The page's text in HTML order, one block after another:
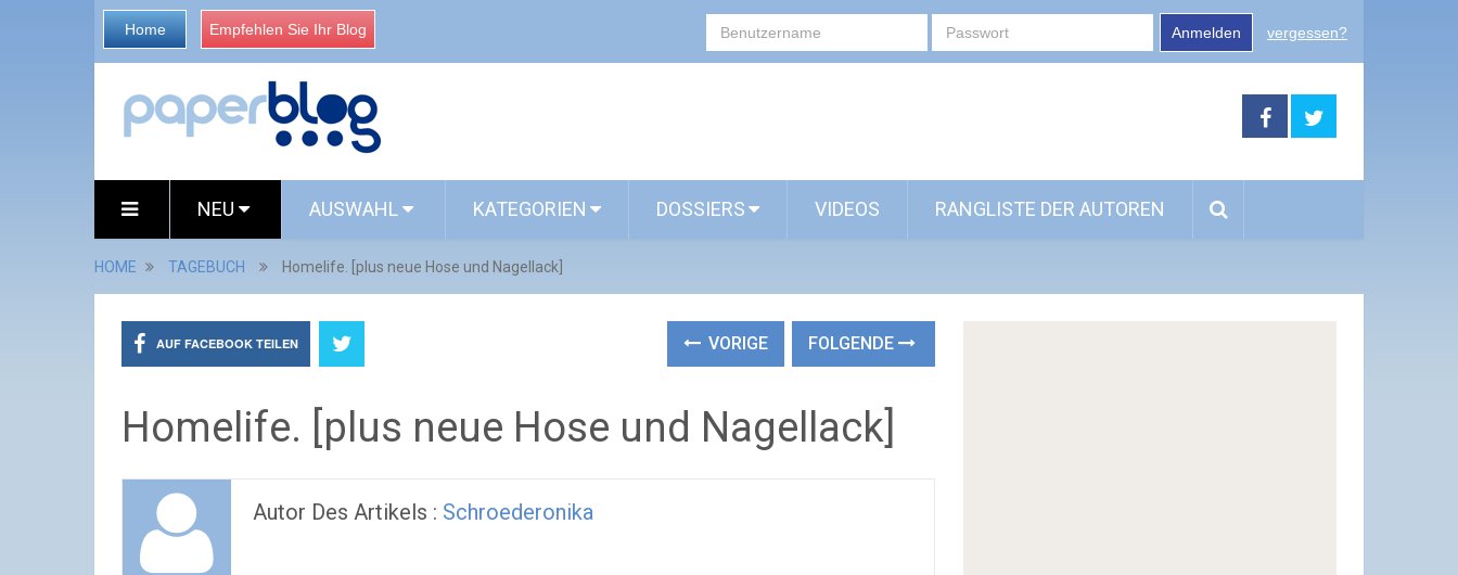
Home Empfehlen Sie Ihr Blog Anmelden vergessen?
NEU AUSWAHL KATEGORIEN DOSSIERS VIDEOS RANGLISTE DER AUTOREN
HOME TAGEBUCH Homelife. [plus neue Hose und Nagellack]
AUF FACEBOOK TEILEN VORIGE FOLGENDE
Homelife. [plus neue Hose und Nagellack]
Autor Des Artikels : Schroederonika